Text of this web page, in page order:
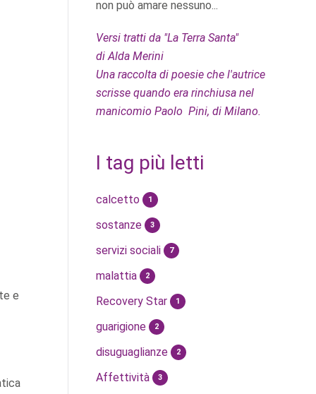
e
non può amare nessuno...
Versi tratti da "La Terra Santa"
di Alda Merini
Una raccolta di poesie che l'autrice
scrisse quando era rinchiusa nel
manicomio Paolo Pini, di Milano.
I tag più letti
calcetto 1
sostanze 3
servizi sociali 7
malattia 2
Recovery Star 1
guarigione 2
disuguaglianze 2
Affettività 3